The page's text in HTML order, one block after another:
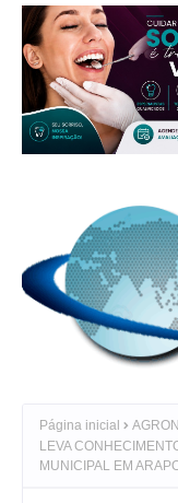
Página inicial
LEVA
MUNICIPAL EM